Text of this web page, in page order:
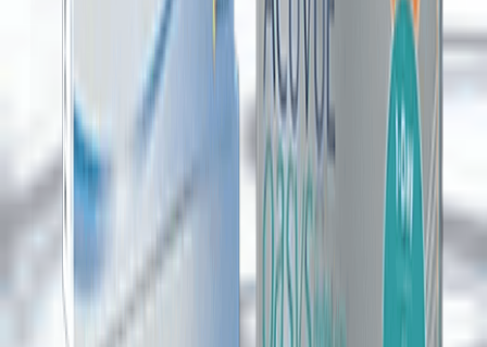
Kontakt lens siparişinizi vermek çok kolay! Lensoptikal
olarak, size en hızlı ve güvenli alışveriş deneyimini
sunuyoruz. Kullanıcı dostu arayüzümüz sayesinde
ihtiyacınız olan lenslere birkaç adımda ulaşabilirsiniz.
sipariş süreci:
Ürünü Seçin ve Özellikleri Belirleyin
İstediğiniz lens ürününü seçin, lens değerlerinizi (BC,
Sph, Dia vb.) girin ve adet miktarını belirleyin. Ardından
"Sepete Ekle" butonuna tıklayın.
Sepetinizi Kontrol Edin
Sepetinizde yer alan ürünleri kontrol edin. İsterseniz
adet değiştirebilir veya farklı ürünler ekleyebilirsiniz.
Sepetiniz ekranın sağ üst köşesinde görünecektir.